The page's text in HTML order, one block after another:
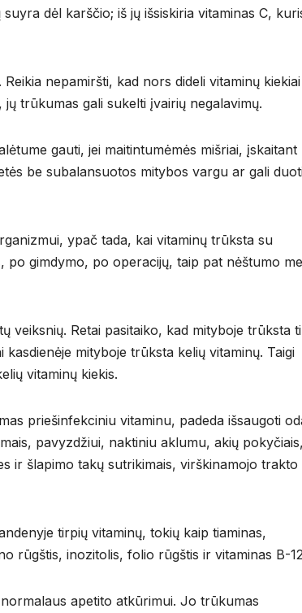
dėl karščio; iš jų išsiskiria vitaminas C,
nepamiršti, kad nors dideli vitaminų kiekiai
trūkumas gali sukelti įvairių negalavimų.
gauti, jei maitintumėmės mišriai, įskaitant
be subalansuotos mitybos vargu ar gali
ypač tada, kai vitaminų trūksta su
po gimdymo, po operacijų, taip pat nėštumo
veiksnių. Retai pasitaiko, kad mityboje trūksta
mityboje trūksta kelių vitaminų. Taigi
vitaminų kiekis.
priešinfekciniu vitaminu, padeda išsaugoti
pavyzdžiui, naktiniu aklumu, akių
ir šlapimo takų sutrikimais, virškinamojo trakto
tirpių vitaminų, tokių kaip tiaminas,
rūgštis, inozitolis, folio rūgštis ir vitaminas B-
apetito atkūrimui. Jo trūkumas